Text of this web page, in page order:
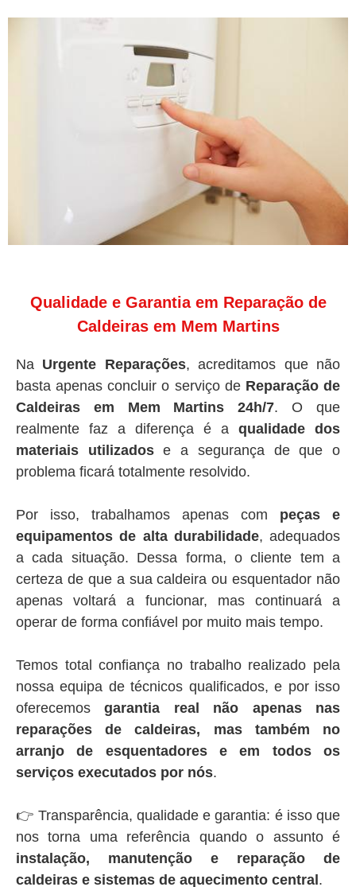
Qualidade e Garantia em Reparação de
Caldeiras em Mem Martins
Na Urgente Reparações, acreditamos que não
basta apenas concluir o serviço de Reparação de
Caldeiras em Mem Martins 24h/7. O que
realmente faz a diferença é a qualidade dos
materiais utilizadose a segurança de que o
problema ficará totalmente resolvido.
Por isso, trabalhamos apenas com peças e
equipamentos de alta durabilidade, adequados
a cada situação. Dessa forma, o cliente tem a
certeza de que a sua caldeira ou esquentador não
apenas voltará a funcionar, mas continuará a
operar de forma confiável por muito mais tempo.
Temos total confiança no trabalho realizado pela
nossa equipa de técnicos qualificados, e por isso
oferecemosgarantia real não apenas nas
reparações de caldeiras, mas também no
arranjo de esquentadores e em todos os
serviços executados por nós.
👉 Transparência, qualidade e garantia: é isso que
nos torna uma referência quando o assunto é
instalação, manutenção e reparação de
caldeiras e sistemas de aquecimento central.